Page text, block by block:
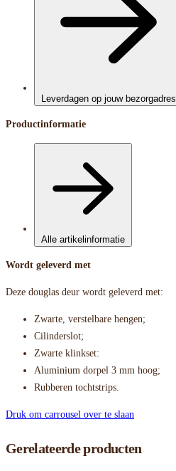
Leverdagen op jouw bezorgadres
Productinformatie
Alle artikelinformatie
Wordt geleverd met
Deze douglas deur wordt geleverd met:
Zwarte, verstelbare hengen;
Cilinderslot;
Zwarte klinkset:
Aluminium dorpel 3 mm hoog;
Rubberen tochtstrips.
Druk om carrousel over te slaan
Gerelateerde producten